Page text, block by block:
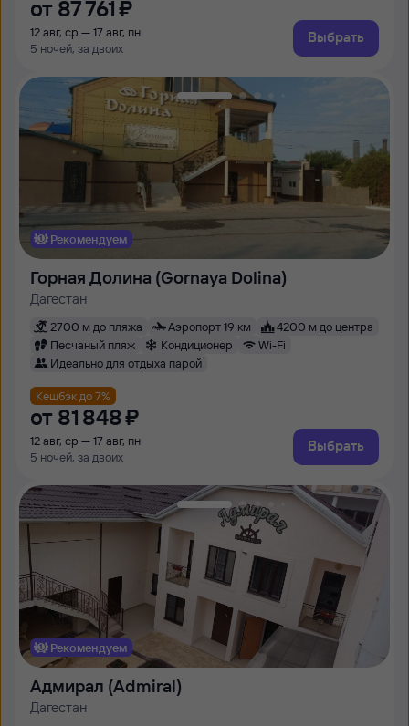
от 87 ⁠761 ⁠₽
12 авг, ср — 17 авг, пн
5 ночей, за двоих
Выбрать
Рекомендуем
Горная Долина (Gornaya Dolina)
Дагестан
2700 м до пляжа Аэропорт 19 км
4200 м до центра
Песчаный пляж
Кондиционер
Wi-Fi
Идеально для отдыха парой
Кешбэк до 7%
от 81 ⁠848 ⁠₽
12 авг, ср — 17 авг, пн
5 ночей, за двоих
Выбрать
Рекомендуем
Адмирал (Admiral)
Дагестан